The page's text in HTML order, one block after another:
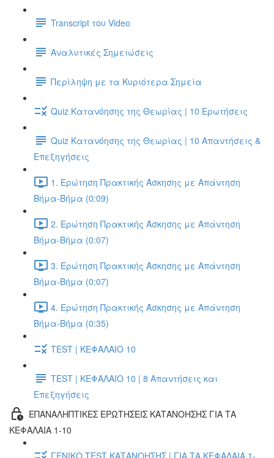
Transcript του Video
Αναλυτικές Σημειώσεις
Περίληψη με τα Κυριότερα Σημεία
Quiz Κατανόησης της Θεωρίας | 10 Ερωτήσεις
Quiz Κατανόησης της Θεωρίας | 10 Απαντήσεις &
Επεξηγήσεις
1. Ερώτηση Πρακτικής Άσκησης με Απάντηση
Βήμα-Βήμα (0:09)
2. Ερώτηση Πρακτικής Άσκησης με Απάντηση
Βήμα-Βήμα (0:07)
3. Ερώτηση Πρακτικής Άσκησης με Απάντηση
Βήμα-Βήμα (0:07)
4. Ερώτηση Πρακτικής Άσκησης με Απάντηση
Βήμα-Βήμα (0:35)
TEST | ΚΕΦΑΛΑΙΟ 10
TEST | ΚΕΦΑΛΑΙΟ 10 | 8 Απαντήσεις και
Επεξηγήσεις
ΕΠΑΝΑΛΗΠΤΙΚΕΣ ΕΡΩΤΗΣΕΙΣ ΚΑΤΑΝΟΗΣΗΣ ΓΙΑ ΤΑ
ΚΕΦΑΛΑΙΑ 1-10
ΓΕΝΙΚΟ TEST ΚΑΤΑΝΟΗΣΗΣ | ΓΙΑ ΤΑ ΚΕΦΑΛΑΙΑ 1-